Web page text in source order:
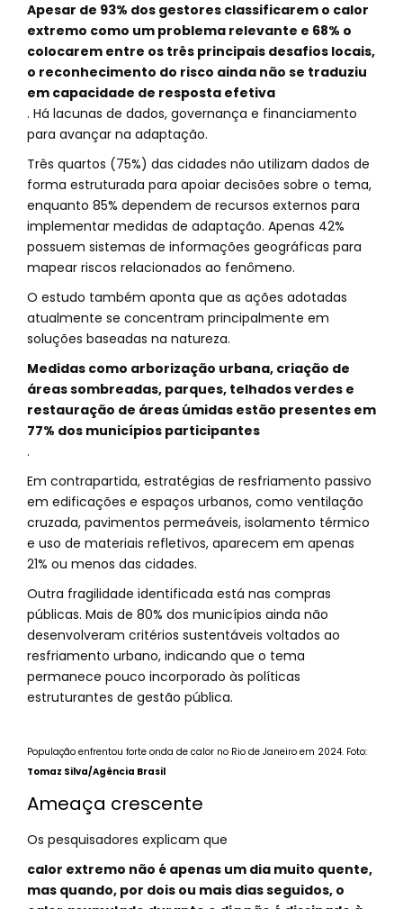
Apesar de 93% dos gestores classificarem o calor
extremo como um problema relevante e 68% o
colocarem entre os três principais desafios locais,
o reconhecimento do risco ainda não se traduziu
em capacidade de resposta efetiva
. Há lacunas de dados, governança e financiamento
para avançar na adaptação.
Três quartos (75%) das cidades não utilizam dados de
forma estruturada para apoiar decisões sobre o tema,
enquanto 85% dependem de recursos externos para
implementar medidas de adaptação. Apenas 42%
possuem sistemas de informações geográficas para
mapear riscos relacionados ao fenômeno.
O estudo também aponta que as ações adotadas
atualmente se concentram principalmente em
soluções baseadas na natureza.
Medidas como arborização urbana, criação de
áreas sombreadas, parques, telhados verdes e
restauração de áreas úmidas estão presentes em
77% dos municípios participantes
.
Em contrapartida, estratégias de resfriamento passivo
em edificações e espaços urbanos, como ventilação
cruzada, pavimentos permeáveis, isolamento térmico
e uso de materiais refletivos, aparecem em apenas
21% ou menos das cidades.
Outra fragilidade identificada está nas compras
públicas. Mais de 80% dos municípios ainda não
desenvolveram critérios sustentáveis voltados ao
resfriamento urbano, indicando que o tema
permanece pouco incorporado às políticas
estruturantes de gestão pública.
População enfrentou forte onda de calor no Rio de Janeiro em 2024. Foto:
Tomaz Silva/Agência Brasil
Ameaça crescente
Os pesquisadores explicam que
calor extremo não é apenas um dia muito quente,
mas quando, por dois ou mais dias seguidos, o